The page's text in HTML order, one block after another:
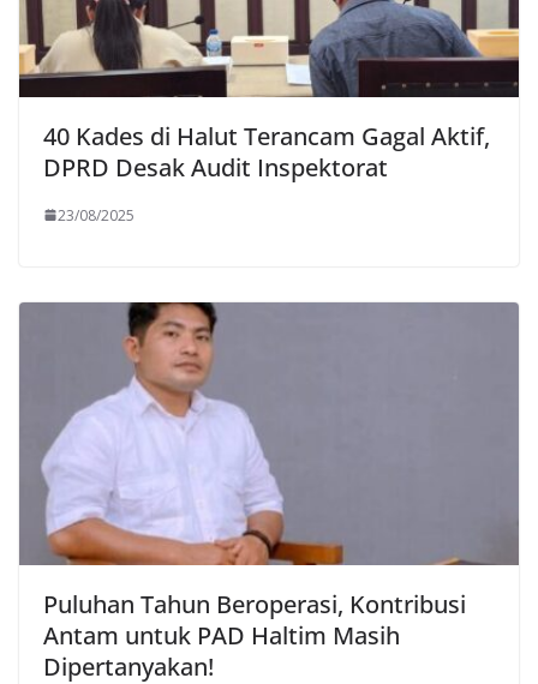
40 Kades di Halut Terancam Gagal Aktif,
DPRD Desak Audit Inspektorat
23/08/2025
Puluhan Tahun Beroperasi, Kontribusi
Antam untuk PAD Haltim Masih
Dipertanyakan!